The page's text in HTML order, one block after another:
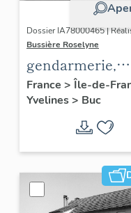
Dossier IA78000465 |
Bussière Roselyne
gendarmerie,
actuellement
immeuble
France > Île-de-
Yvelines> Buc